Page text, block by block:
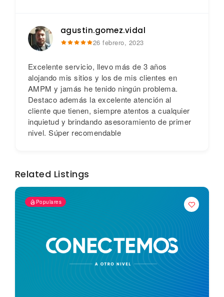
agustin.gomez.vidal
26 febrero, 2023
Excelente servicio, llevo más de 3 años
alojando mis sitios y los de mis clientes en
AMPM y jamás he tenido ningún problema.
Destaco además la excelente atención al
cliente que tienen, siempre atentos a cualquier
inquietud y brindando asesoramiento de primer
nivel. Súper recomendable
Related Listings
Populares